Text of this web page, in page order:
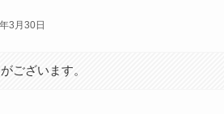
3月30日
ございます。